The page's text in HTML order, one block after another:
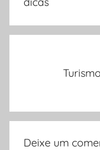
Deixe um